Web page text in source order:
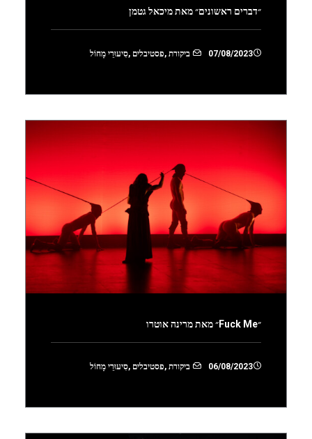
״דברים ראשונים״ מאת מיכאל גטמן
07/08/2023 ביקורת ,פסטיבלים ,סִיעוּרֵי מָחוֹל
״Fuck Me״ מאת מרינה אוטרו
06/08/2023 ביקורת ,פסטיבלים ,סִיעוּרֵי מָחוֹל